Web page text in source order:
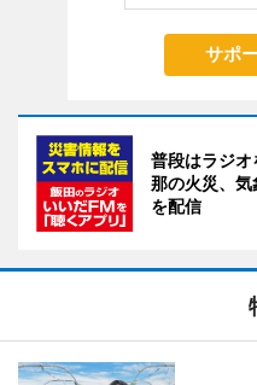
サポ
普段はラジ
那の火災、
を配信